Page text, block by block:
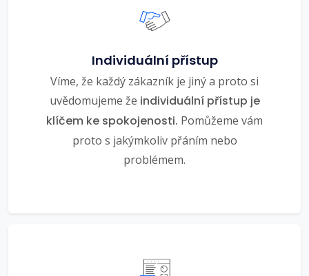
Individuální přístup
Víme, že každý zákazník je jiný a proto si
uvědomujeme že individuální přístup je
klíčem ke spokojenosti. Pomůžeme vám
proto s jakýmkoliv přáním nebo
problémem.